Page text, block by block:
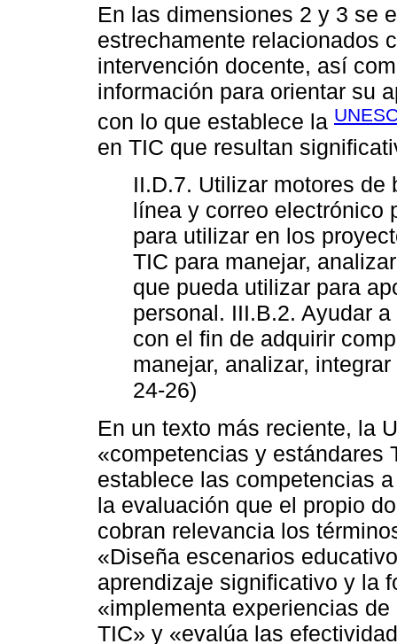
En las dimensiones 2 y 3 se
estrechamente relacionados
intervención docente, así
información para orientar su
con lo que establece la
en TIC que resultan
II.D.7. Utilizar motores
línea y correo electrónico
para utilizar en los
TIC para manejar,
que pueda utilizar para
personal. III.B.2. Ayudar
con el fin de adquirir
manejar, analizar,
24-26)
En un texto más reciente, la
«competencias y estándares
establece las competencias
la evaluación que el propio
cobran relevancia los
«Diseña escenarios
aprendizaje significativo y la
«implementa experiencias
TIC» y «evalúa las